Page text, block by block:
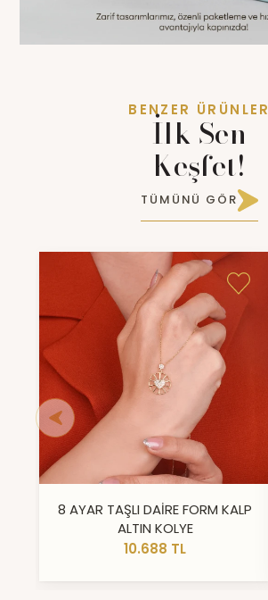
BENZER ÜRÜNLER
İlk Sen
Keşfet!
TÜMÜNÜ GÖR
8 AYAR TAŞLI DAİRE FORM KALP
ALTIN KOLYE
10.688 TL